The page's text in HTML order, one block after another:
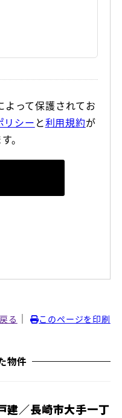
よって保護されてお
リシー と利用規約が
。
る ｜ このページを印刷
物件
建／長崎市大手一丁